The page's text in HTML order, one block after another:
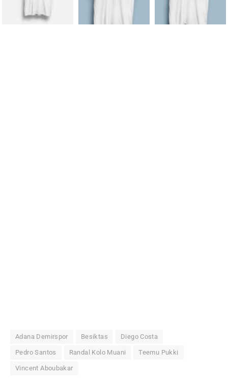
Adana Demirspor Besiktas Diego Costa
Pedro Santos Randal Kolo Muani Teemu Pukki
Vincent Aboubakar